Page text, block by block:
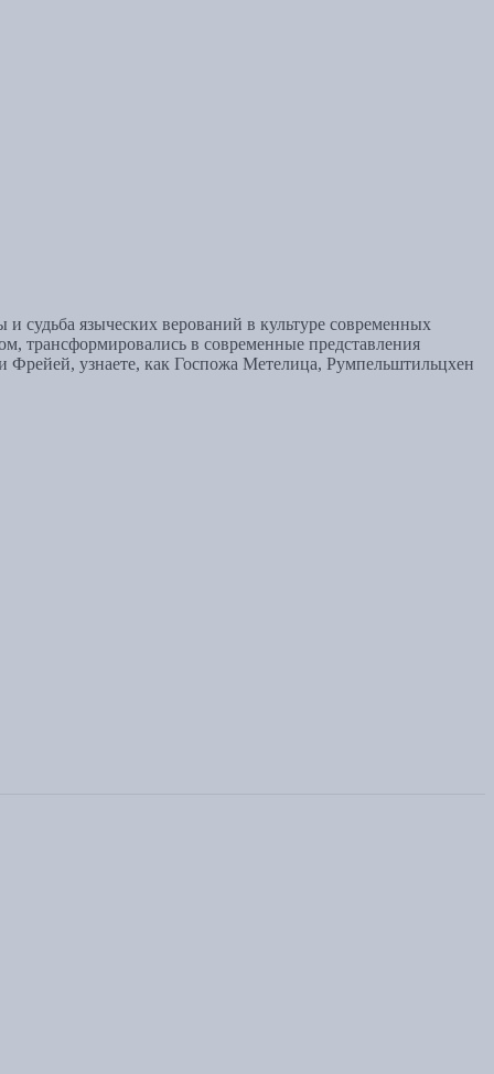
судьба языческих верований в культуре современных
трансформировались в современные представления
Фрейей, узнаете, как Госпожа Метелица, Румпельштильцхен